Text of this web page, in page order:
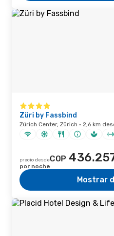
Züri by Fassbind
Zürich Center, Zürich · 2,6 km
precio desdeCOP
por noche
Mostrar